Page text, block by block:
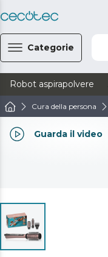
Categorie
Robot aspirapolvere
Cura della persona
Guarda il video